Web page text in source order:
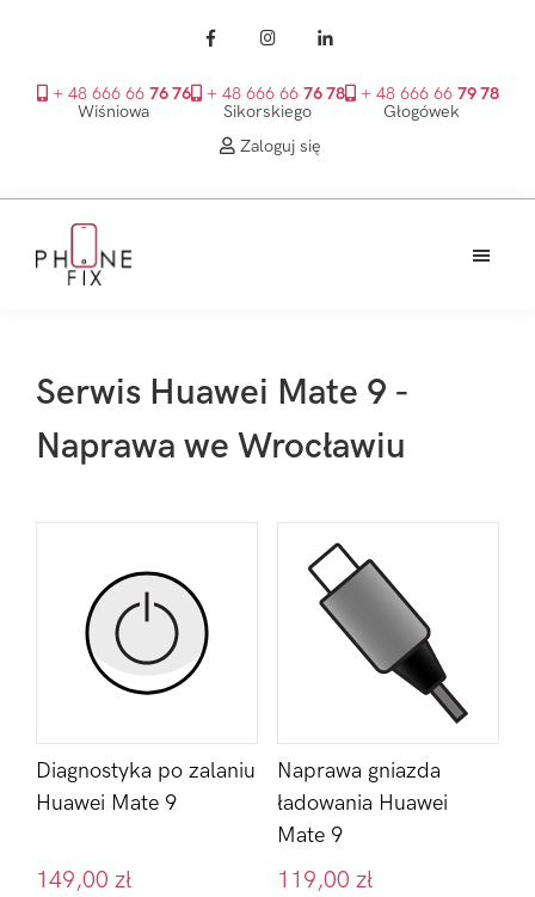
+ 48 666 66 76 76
Wiśniowa
+ 48 666 66 76 78
Sikorskiego
+ 48 666 66 79 78
Głogówek
Zaloguj się
głównego
Serwis Huawei Mate 9 -
Naprawa we Wrocławiu
Diagnostyka po zalaniu
Huawei Mate 9
149,00 zł
Naprawa gniazda
ładowania Huawei
Mate 9
119,00 zł